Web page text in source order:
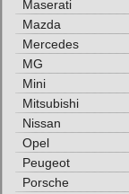
Maserati
Mazda
Mercedes
MG
Mini
Mitsubishi
Nissan
Opel
Peugeot
Porsche